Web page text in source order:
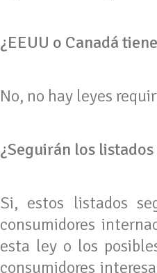
¿EEUU o Canadá
No, no hay leyes
¿Seguirán los
Si, estos listados
consumidores
esta ley o los
consumidores